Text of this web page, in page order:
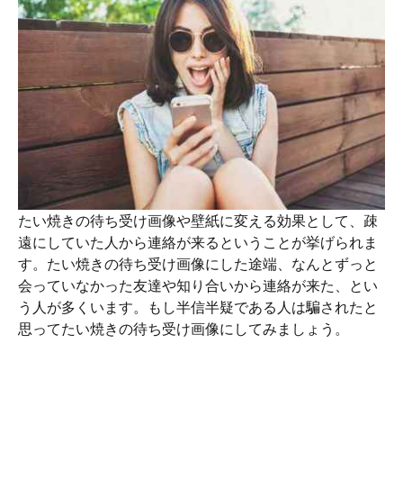
たい焼きの待ち受け画像や壁紙に変える効果として、疎
遠にしていた人から連絡が来るということが挙げられま
す。たい焼きの待ち受け画像にした途端、なんとずっと
会っていなかった友達や知り合いから連絡が来た、とい
う人が多くいます。もし半信半疑である人は騙されたと
思ってたい焼きの待ち受け画像にしてみましょう。